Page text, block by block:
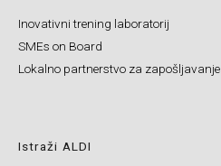
Inovativni trening laboratorij
SMEs on Board
Lokalno partnerstvo za zapošljavanje
Istraži ALDI